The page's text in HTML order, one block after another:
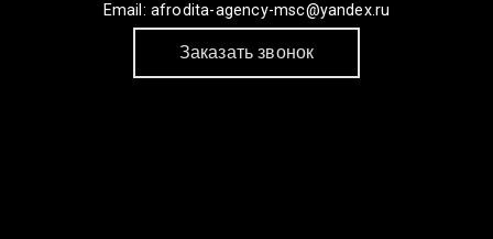
Email: afrodita-agency-msc@yandex.ru
Заказать звонок